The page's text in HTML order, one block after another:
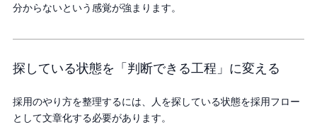
分からないという感覚が強まります。
探している状態を「判断できる工程」に変える
採用のやり方を整理するには、人を探している状態を採用フロー
として文章化する必要があります。